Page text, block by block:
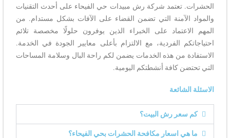
الحشرات. تعتمد شركة رش مبيدات حي الفيحاء على أحدث التقنيات
والمواد الآمنة التي تضمن القضاء على الآفات بشكل مستدام. من
المهم الاعتماد على الخبراء الذين يوفرون حلولًا مخصصة تلائم
احتياجاتكم الفردية، مع الالتزام بأعلى معايير الجودة في الخدمة.
الاستفادة من هذه الخدمات يضمن لكم راحة البال وسلامة المساحات
التي تحتضن كافة أنشطتكم اليومية.
الاسئلة الشائعة
كم سعر رش البيت؟
ما هي اسعار مكافحة الحشرات بحي الفيحاء؟